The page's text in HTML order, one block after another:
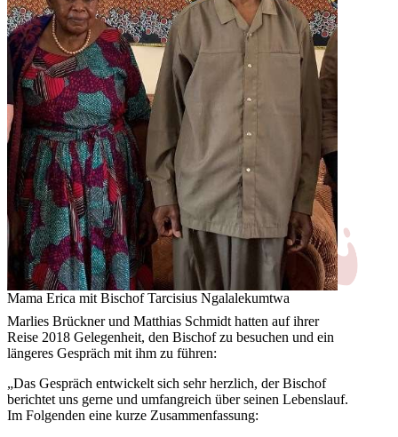
Mama Erica mit Bischof Tarcisius Ngalalekumtwa
Marlies Brückner und Matthias Schmidt hatten auf ihrer
Reise 2018 Gelegenheit, den Bischof zu besuchen und ein
längeres Gespräch mit ihm zu führen:
„Das Gespräch entwickelt sich sehr herzlich, der Bischof
berichtet uns gerne und umfangreich über seinen Lebenslauf.
Im Folgenden eine kurze Zusammenfassung: